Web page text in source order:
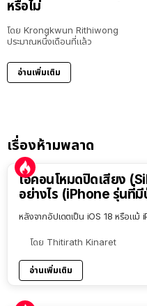
หรือไม่
โดย Krongkwun Rithiwong
ประมาณหนึ่งเดือนที่แล้ว
อ่านเพิ่มเติม
เรื่องห้ามพลาด
ไอคอนโหมดปิดเสียง
อย่างไร (iPhone รุ่นที่
หลังจากอัปเดตเป็น iOS 18 หรือแม้
โดย Thitirath Kinaret
อ่านเพิ่มเติม